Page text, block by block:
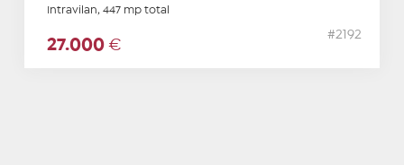
Intravilan, 447 mp total
27.000 €
#2192